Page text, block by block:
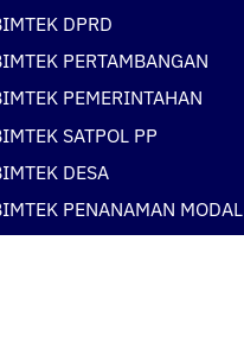
DPRD
PERTAMBANGAN
PEMERINTAHAN
SATPOL PP
DESA
PENANAMAN MODAL